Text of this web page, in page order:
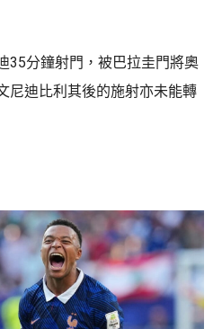
35分鐘射門，被巴拉圭門將奧
尼迪比利其後的施射亦未能轉